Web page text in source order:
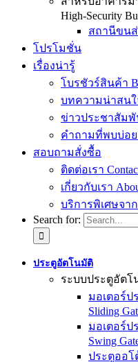
High-Security
สถานีขนส่
โปรโมชั่น
เรื่องน่ารู้
โบรชัวร์สินค้า
บทความน่าสนใ
ข่าวประชาสัมพั
คำถามที่พบบ่อย
สอบถามสั่งซื้อ
ติดต่อเรา
เกี่ยวกับเรา
บริการพิเศษจาก
Search for:
ประตูอัตโนมัติ
ระบบประตูอัตโน
มอเตอร์ป
Sliding
มอเตอร์ป
Swing
ประตูออโ